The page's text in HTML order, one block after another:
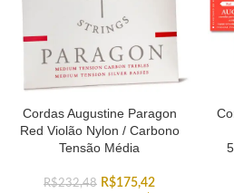
Cordas Augustine Paragon
Red Violão Nylon / Carbono
Tensão Média
R$232,48 R$175,42